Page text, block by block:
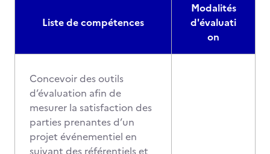
Liste de compétences
Modalités
d'évaluati
on
Concevoir des outils
d’évaluation afin de
mesurer la satisfaction des
parties prenantes d’un
projet événementiel en
suivant des référentiels et